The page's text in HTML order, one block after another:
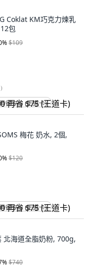
Coklat KM巧克力煉乳
包
%$109
)
省 $75 (王道卡)
梅花 奶水, 2個,
%$120
省 $75 (王道卡)
海道全脂奶粉, 700g,
%$740